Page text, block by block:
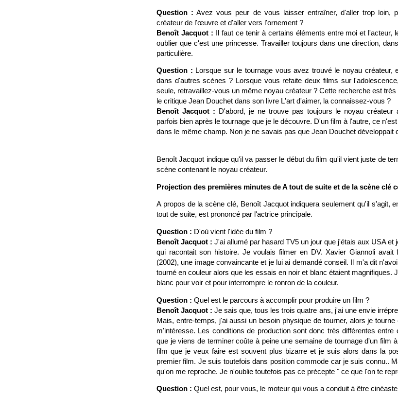
Question : Avez vous peur de vous laisser entraîner, d'aller trop loin,
créateur de l'œuvre et d'aller vers l'ornement ?
Benoît Jacquot : Il faut ce tenir à certains éléments entre moi et l'acteur,
oublier que c'est une princesse. Travailler toujours dans une direction,
particulière.
Question : Lorsque sur le tournage vous avez trouvé le noyau créateur,
dans d'autres scènes ? Lorsque vous refaite deux films sur
seule, retravaillez-vous un même noyau créateur ? Cette recherche est
le critique Jean Douchet dans son livre L'art d'aimer, la connaissez-vous ?
Benoît Jacquot : D'abord, je ne trouve pas toujours le noyau créateur
parfois bien après le tournage que je le découvre. D'un film à l'autre, ce
dans le même champ. Non je ne savais pas que Jean Douchet développait
Benoît Jacquot indique qu'il va passer le début du film qu'il vient juste de
scène contenant le noyau créateur.
Projection des premières minutes de A tout de suite et de la scène clé
A propos de la scène clé, Benoît Jacquot indiquera seulement qu'il s'agit,
tout de suite, est prononcé par l'actrice principale.
Question : D'où vient l'idée du film ?
Benoît Jacquot : J'ai allumé par hasard TV5 un jour que j'étais aux USA et
qui racontait son histoire. Je voulais filmer en DV. Xavier Giannoli avait
(2002), une image convaincante et je lui ai demandé conseil. Il m'a dit
tourné en couleur alors que les essais en noir et blanc étaient magnifiques.
blanc pour voir et pour interrompre le ronron de la couleur.
Question : Quel est le parcours à accomplir pour produire un film ?
Benoît Jacquot :Je sais que, tous les trois quatre ans, j'ai une envie
Mais, entre-temps, j'ai aussi un besoin physique de tourner, alors je
m'intéresse. Les conditions de production sont donc très différentes
que je viens de terminer coûte à peine une semaine de tournage d'un film
film que je veux faire est souvent plus bizarre et je suis alors dans la
premier film. Je suis toutefois dans position commode car je suis connu..
qu'on me reproche. Je n'oublie toutefois pas ce précepte " ce que l'on te
Question : Quel est, pour vous, le moteur qui vous a conduit à être